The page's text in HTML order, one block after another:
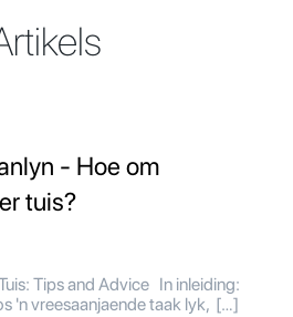
- Hoe om
tuis?
Tips and Advice In inleiding:
'n vreesaanjaende taak lyk, […]